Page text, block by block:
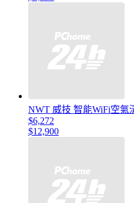
NWT 威技 智能WiFi空氣
$6,272
$12,900